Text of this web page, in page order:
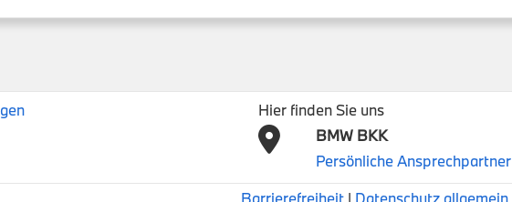
Hier finden Sie uns
BMW BKK
Persönliche Ansprechpartner
Barrierefreiheit | Datenschutz allgemein